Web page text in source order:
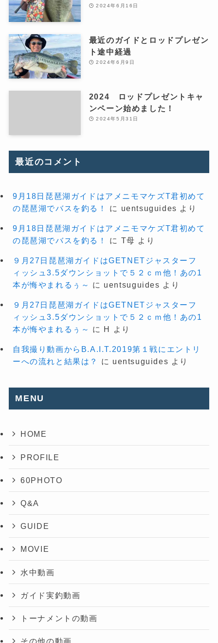
2024年6月16日
最近のガイドとロッドプレゼン
ト途中経過
2024年6月9日
2024 ロッドプレゼントキャ
ンペーン始めました！
2024年5月31日
最近のコメント
9月18日琵琶湖ガイドはアメニモマケズT君初めて
の琵琶湖でバスを釣る！
に uentsuguides より
9月18日琵琶湖ガイドはアメニモマケズT君初めて
の琵琶湖でバスを釣る！
に T母 より
９月27日琵琶湖ガイドはGETNETジャスターフ
ィッシュ3.5ダウンショットで５２ｃｍ他！あの1
本が悔やまれるぅ～
に uentsuguides より
９月27日琵琶湖ガイドはGETNETジャスターフ
ィッシュ3.5ダウンショットで５２ｃｍ他！あの1
本が悔やまれるぅ～
に H より
自我撮り動画からB.A.I.T.2019第１戦にエントリ
ーへの流れと結果は？
に uentsuguides より
MENU
HOME
PROFILE
60PHOTO
Q&A
GUIDE
MOVIE
水中動画
ガイド実釣動画
トーナメントの動画
その他の動画